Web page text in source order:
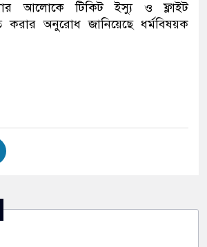
আলোকে টিকিট ইস্যু ও ফ্লাইট
করার অনুরোধ জানিয়েছে ধর্মবিষয়ক